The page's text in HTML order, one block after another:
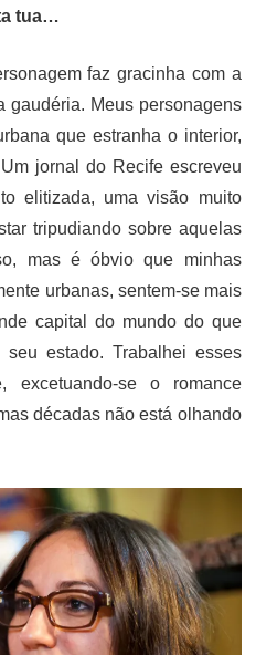
tua…
faz gracinha com a
gaudéria. Meus personagens
que estranha o interior,
jornal do Recife escreveu
elitizada, uma visão muito
tripudiando sobre aquelas
mas é óbvio que minhas
urbanas, sentem-se mais
capital do mundo do que
estado. Trabalhei esses
excetuando-se o romance
décadas não está olhando